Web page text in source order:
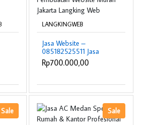
LANGKINGWEB
Jasa Website –
085182525511 Jasa
Pembuatan Website
Murah Jakarta Langking
Rp700.000,00
Sale Sale